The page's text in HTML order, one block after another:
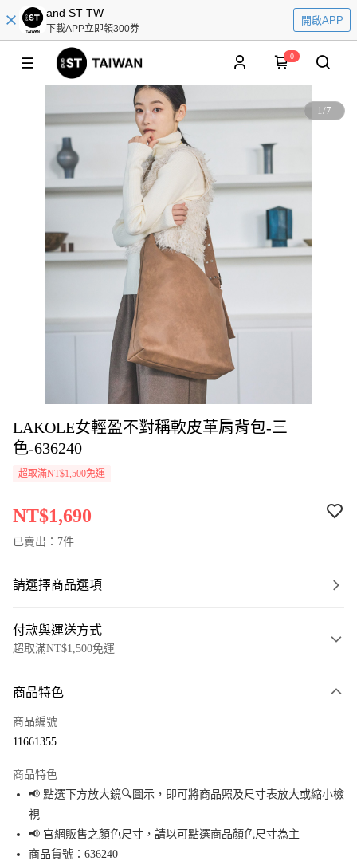
and ST TW
下載APP立即領300券
開啟APP
0
1/7
LAKOLE女輕盈不對稱軟皮革肩背包-三
色-636240
超取滿NT$1,500免運
NT$1,690
已賣出：7件
請選擇商品選項
付款與運送方式
超取滿NT$1,500免運
信用卡一次付款
Apple Pay
街口支付
悠遊付
商品特色
商品編號
11661355
商品特色
📢 點選下方放大鏡🔍圖示，即可將商品照及尺寸表放大或縮小檢
視
📢 官網販售之顏色尺寸，請以可點選商品顏色尺寸為主
商品貨號：636240